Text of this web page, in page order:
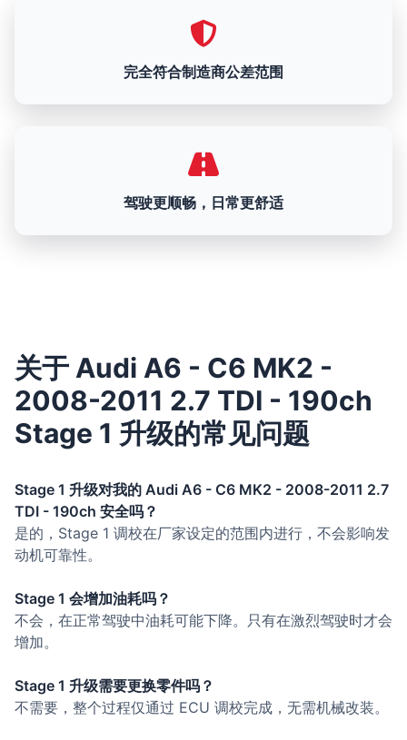
完全符合制造商公差范围
驾驶更顺畅，日常更舒适
关于 Audi A6 - C6 MK2 -
2008-2011 2.7 TDI - 190ch
Stage 1 升级的常见问题
Stage 1 升级对我的 Audi A6 - C6 MK2 - 2008-2011 2.7
TDI - 190ch 安全吗？
是的，Stage 1 调校在厂家设定的范围内进行，不会影响发
动机可靠性。
Stage 1 会增加油耗吗？
不会，在正常驾驶中油耗可能下降。只有在激烈驾驶时才会
增加。
Stage 1 升级需要更换零件吗？
不需要，整个过程仅通过 ECU 调校完成，无需机械改装。